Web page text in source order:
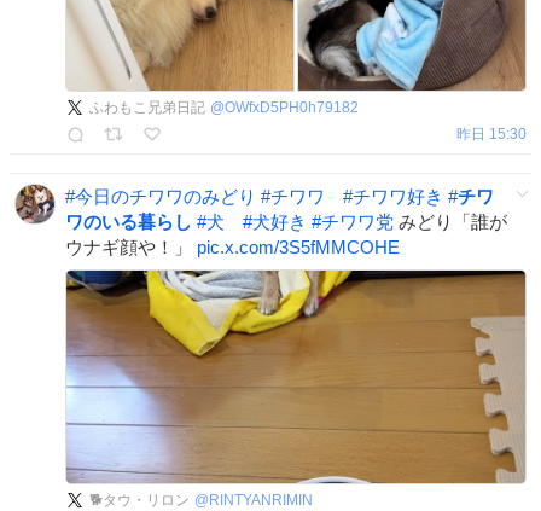
ふわもこ兄弟日記 @OWfxD5PH0h79182
昨日 15:30
#今日のチワワのみどり #チワワ #チワワ好き #チワ
ワのいる暮らし #犬 #犬好き #チワワ党 みどり「誰が
ウナギ顔や！」 pic.x.com/3S5fMMCOHE
🐕タウ・リロン @ RINTYANRIMIN